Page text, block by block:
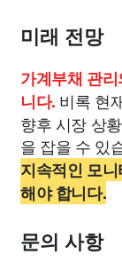
미래 전망
가계부채 관
니다. 비록 현
향후 시장 상
을 잡을 수 있
지속적인 모
해야 합니다.
문의 사항